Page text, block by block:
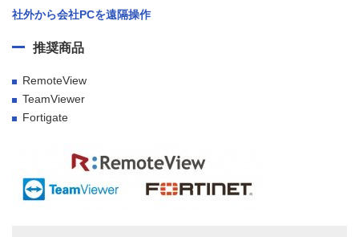
社外から会社PCを遠隔操作
推奨商品
RemoteView
TeamViewer
Fortigate